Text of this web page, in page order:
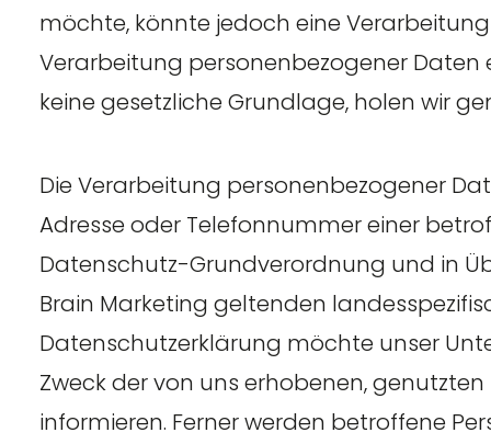
möchte, könnte jedoch eine
Verarbeitung personenbezogener
keine gesetzliche Grundlage, holen wir
Die Verarbeitung personenbezogener
Adresse oder Telefonnummer einer
Datenschutz-Grundverordnung und in
Brain Marketing geltenden
Datenschutzerklärung möchte unser
Zweck der von uns erhobenen,
informieren. Ferner werden betroffene